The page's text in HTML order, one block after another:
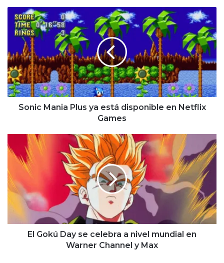
Sonic
Mania
Plus
está
disponible
en
Netflix
Games
Sonic Mania Plus ya está disponible en Netflix
Games
Gokú
Day
se
celebra
a
nivel
mundial
en
WarnerEl Gokú Day se celebra a nivel mundial en
Warner Channel y Max